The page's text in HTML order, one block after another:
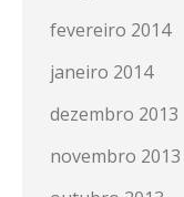
fevereiro 2014
janeiro 2014
dezembro 2013
novembro 2013